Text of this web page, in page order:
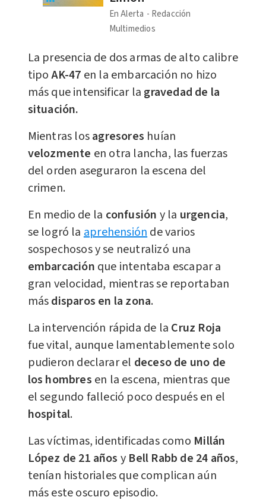
En Alerta
Redacción
Multimedios
La presencia de dos armas de alto calibre
tipoAK-47 en la embarcación no hizo
más que intensificar la gravedad de la
situación.
Mientras losagresores huían
velozmente en otra lancha, las fuerzas
del orden aseguraron la escena del
crimen.
En medio de la confusión y la urgencia,
se logró la aprehensión de varios
sospechosos y se neutralizó una
embarcación que intentaba escapar a
gran velocidad, mientras se reportaban
másdisparos en la zona.
La intervención rápida de la Cruz Roja
fue vital, aunque lamentablemente solo
pudieron declarar el deceso de uno de
los hombres en la escena, mientras que
el segundo falleció poco después en el
hospital.
Las víctimas, identificadas como Millán
López de 21 años y Bell Rabb de 24 años,
tenían historiales que complican aún
más este oscuro episodio.